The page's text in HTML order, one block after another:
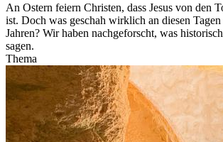
An Ostern feiern Christen, dass Jesus von den
ist. Doch was geschah wirklich an diesen
Jahren? Wir haben nachgeforscht, was
sagen.
Thema